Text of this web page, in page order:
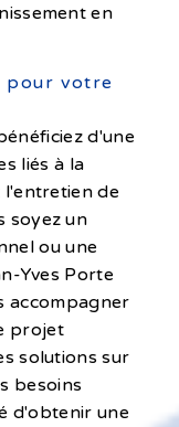
en
pour votre
d'une
liés à la
de
soyez un
ou une
Yves Porte
accompagner
projet
solutions sur
besoins
d'obtenir une